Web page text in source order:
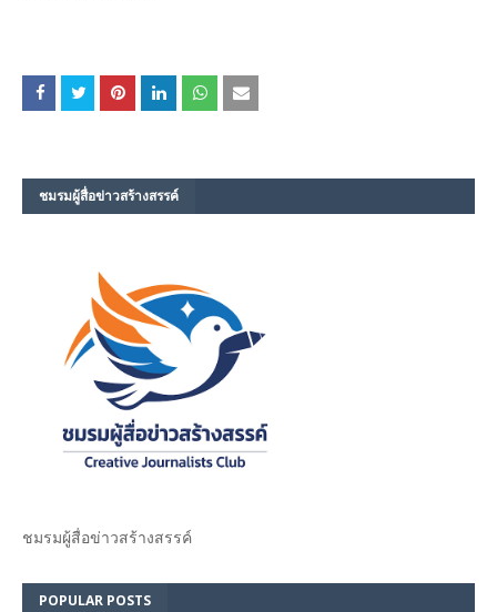
ชมรม​ผู้สื่อข่าวสร้างสรรค์​
ชมรม​ผู้สื่อข่าวสร้างสรรค์​
POPULAR POSTS